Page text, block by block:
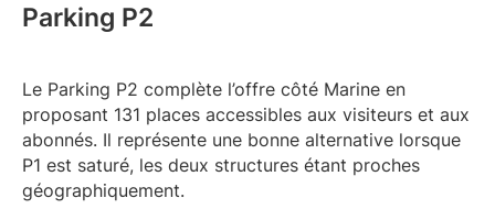
Parking P2
Le Parking P2 complète l’offre côté Marine en
proposant 131 places accessibles aux visiteurs et aux
abonnés. Il représente une bonne alternative lorsque
P1 est saturé, les deux structures étant proches
géographiquement.